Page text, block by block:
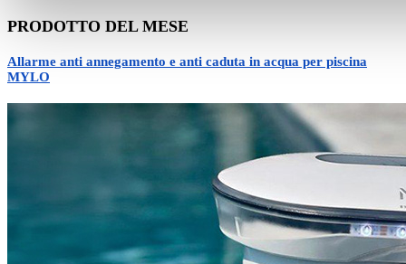
PRODOTTO DEL MESE
Allarme anti annegamento e anti caduta in acqua per piscina
MYLO